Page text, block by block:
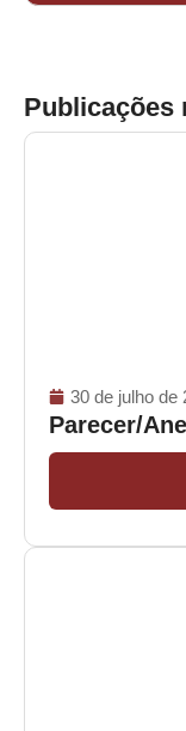
Publicações
30 de julho de
Parecer/